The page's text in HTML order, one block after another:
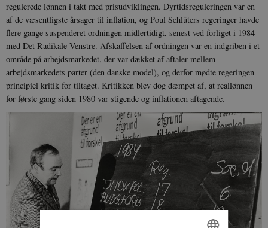
regulerede lønnen i takt med prisudviklingen. Dyrtidsreguleringen var en
af de væsentligste årsager til inflation, og Poul Schlüters regeringer havde
flere gange suspenderet ordningen midlertidigt, senest ved forliget i 1984
med Det Radikale Venstre. Afskaffelsen af ordningen var en indgriben i et
område på arbejdsmarkedet, der var dækket af aftaler mellem
arbejdsmarkedets parter (den danske model), og derfor mødte regeringen
principiel kritik for tiltaget. Kritikken blev dog dæmpet af, at reallønnen
for første gang siden 1980 var stigende og inflationen aftagende.